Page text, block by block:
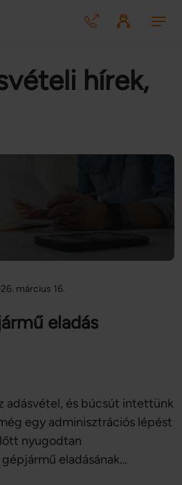
hírek,
március 16.
eladás
adásvétel, és búcsút intettünk
egy adminisztrációs lépést
nyugodtan
eladásának